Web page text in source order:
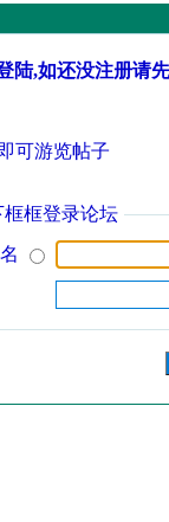
陆,如还没注册请
可游览帖子
框框登录论坛